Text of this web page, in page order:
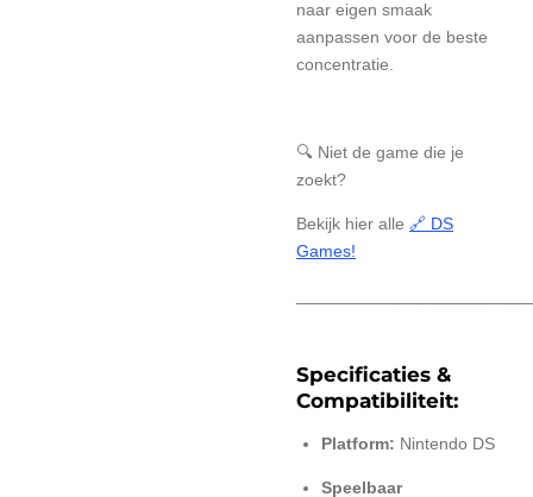
naar eigen smaak
aanpassen voor de beste
concentratie.
🔍 Niet de game die je
zoekt?
Bekijk hier alle 🔗 DS
Games!
Specificaties &
Compatibiliteit:
Platform: Nintendo DS
Speelbaar